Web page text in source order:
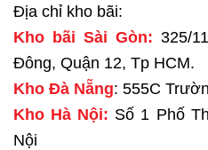
Địa chỉ kho bãi:
Kho bãi Sài Gòn: 325/
Đông, Quận 12, Tp HCM.
Kho Đà Nẵng: 555C
Kho Hà Nội: Số 1 Phố
Nội